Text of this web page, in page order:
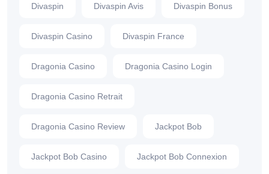
Divaspin Divaspin Avis Divaspin Bonus
Divaspin Casino Divaspin France
Dragonia Casino Dragonia Casino Login
Dragonia Casino Retrait
Dragonia Casino Review Jackpot Bob
Jackpot Bob Casino Jackpot Bob Connexion